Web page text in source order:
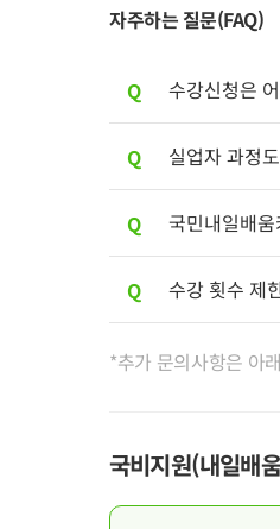
자주하는 질문(FAQ)
Q 수강신청은
A
최우선적으로
실물 카드를
▶ 신청 안내
Q 실업자 과정
A 내일배움카
다만,K디지
Q 국민내일배
A 기존 카드에
Q 수강 횟수 제
A
강의 횟수 제
■ 규정 변경
- 기존: 카드
- 변경: 강의
*추가 문의사항은 아
국비지원(내일배